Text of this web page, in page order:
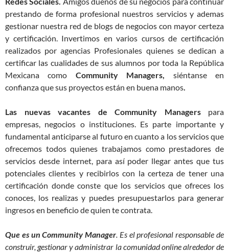
prestando de forma profesional nuestros servicios y ademas
gestionar nuestra red de blogs de negocios con mayor certeza
y certificación. Invertimos en varios cursos de certificación
realizados por agencias Profesionales quienes se dedican a
certificar las cualidades de sus alumnos por toda la República
Mexicana como Community Managers, siéntanse en
confianza que sus proyectos están en buena manos.
Las nuevas vacantes de Community Managerspara
empresas, negocios o instituciones. Es parte importante y
fundamental anticiparse al futuro en cuanto a los servicios que
ofrecemos todos quienes trabajamos como prestadores de
servicios desde internet, para así poder llegar antes que tus
potenciales clientes y recibirlos con la certeza de tener una
certificación donde conste que los servicios que ofreces los
conoces, los realizas y puedes presupuestarlos para generar
ingresos en beneficio de quien te contrata.
Que es un Community Manager. Es el profesional responsable de
construir, gestionar y administrar la comunidad online alrededor de